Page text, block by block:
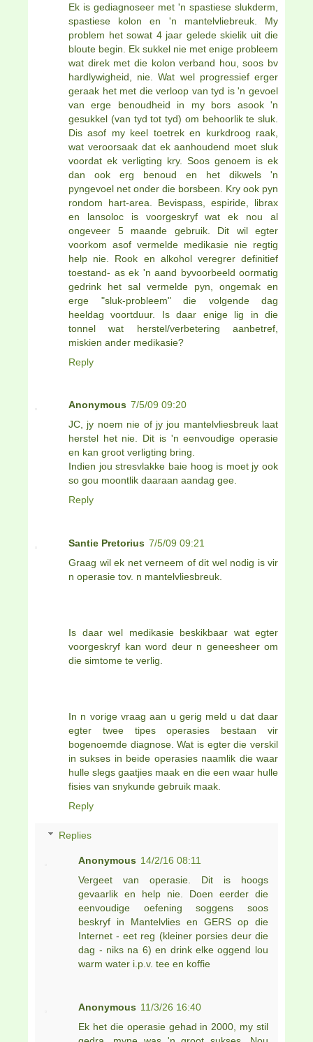
Ek is gediagnoseer met 'n spastiese slukderm,
spastiese kolon en 'n mantelvliebreuk. My
problem het sowat 4 jaar gelede skielik uit die
bloute begin. Ek sukkel nie met enige probleem
wat direk met die kolon verband hou, soos bv
hardlywigheid, nie. Wat wel progressief erger
geraak het met die verloop van tyd is 'n gevoel
van erge benoudheid in my bors asook 'n
gesukkel (van tyd tot tyd) om behoorlik te sluk.
Dis asof my keel toetrek en kurkdroog raak,
wat veroorsaak dat ek aanhoudend moet sluk
voordat ek verligting kry. Soos genoem is ek
dan ook erg benoud en het dikwels 'n
pyngevoel net onder die borsbeen. Kry ook pyn
rondom hart-area. Bevispass, espiride, librax
en lansoloc is voorgeskryf wat ek nou al
ongeveer 5 maande gebruik. Dit wil egter
voorkom asof vermelde medikasie nie regtig
help nie. Rook en alkohol veregrer definitief
toestand- as ek 'n aand byvoorbeeld oormatig
gedrink het sal vermelde pyn, ongemak en
erge "sluk-probleem" die volgende dag
heeldag voortduur. Is daar enige lig in die
tonnel wat herstel/verbetering aanbetref,
miskien ander medikasie?
Reply
Anonymous 7/5/09 09:20
JC, jy noem nie of jy jou mantelvliesbreuk laat
herstel het nie. Dit is 'n eenvoudige operasie
en kan groot verligting bring.
Indien jou stresvlakke baie hoog is moet jy ook
so gou moontlik daaraan aandag gee.
Reply
Santie Pretorius 7/5/09 09:21
Graag wil ek net verneem of dit wel nodig is vir
n operasie tov. n mantelvliesbreuk.
Is daar wel medikasie beskikbaar wat egter
voorgeskryf kan word deur n geneesheer om
die simtome te verlig.
In n vorige vraag aan u gerig meld u dat daar
egter twee tipes operasies bestaan vir
bogenoemde diagnose. Wat is egter die verskil
in sukses in beide operasies naamlik die waar
hulle slegs gaatjies maak en die een waar hulle
fisies van snykunde gebruik maak.
Reply
Replies
Anonymous 14/2/16 08:11
Vergeet van operasie. Dit is hoogs
gevaarlik en help nie. Doen eerder die
eenvoudige oefening soggens soos
beskryf in Mantelvlies en GERS op die
Internet - eet reg (kleiner porsies deur die
dag - niks na 6) en drink elke oggend lou
warm water i.p.v. tee en koffie
Anonymous 11/3/26 16:40
Ek het die operasie gehad in 2000, my stil